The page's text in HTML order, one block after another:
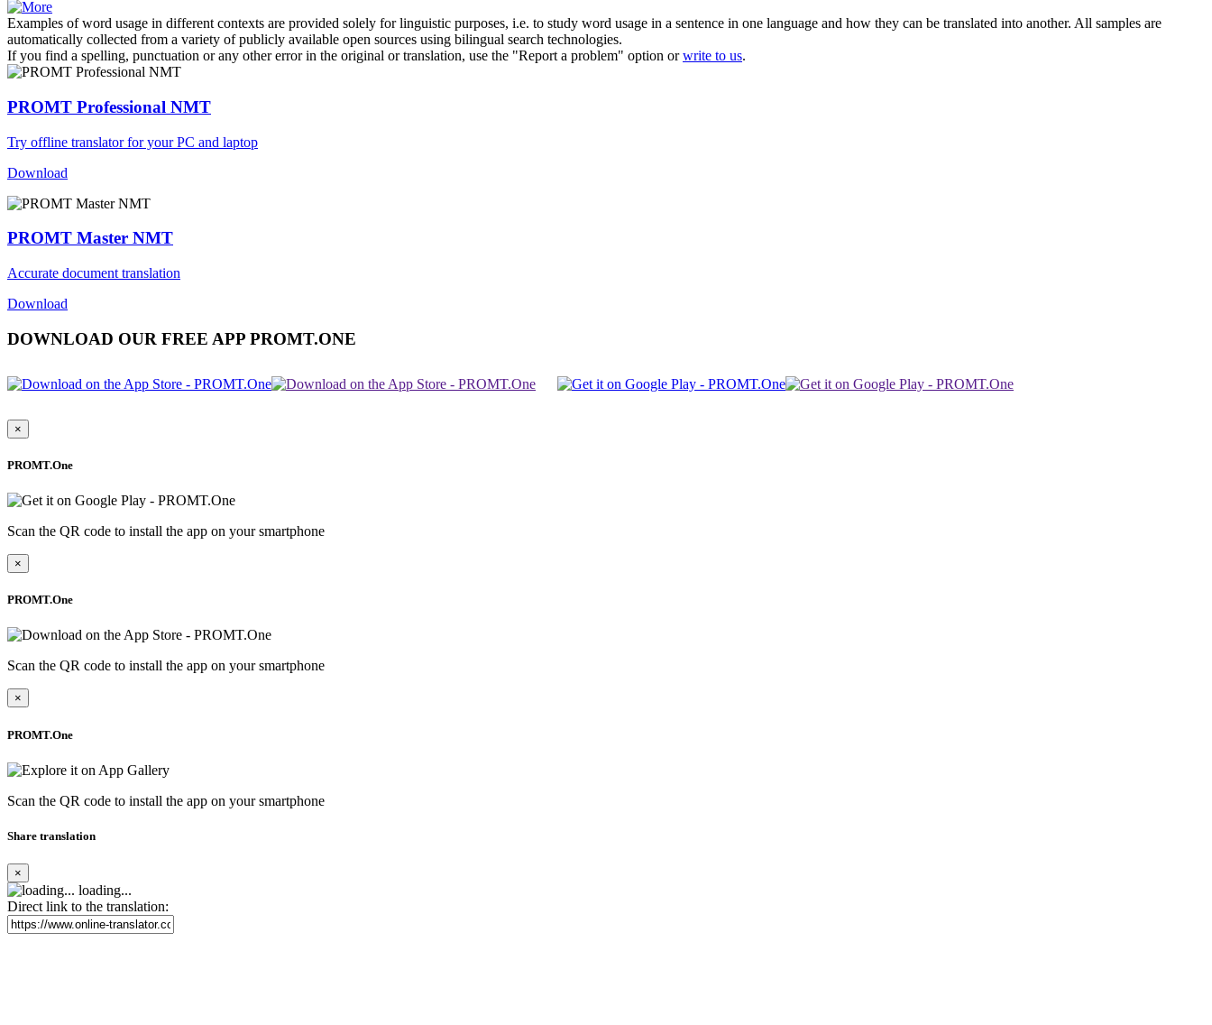
Examples of word usage in different contexts are provided solely for linguistic purposes, i.e. to study word usage in a sentence in one language and how they can be translated into another. All samples are
automatically collected from a variety of publicly available open sources using bilingual search technologies.
If you find a spelling, punctuation or any other error in the original or translation, use the "Report a problem" option orwrite to us.
PROMT Professional NMT
Try offline translator for your PC and laptop
Download
PROMT Master NMT
Accurate document translation
Download
DOWNLOAD OUR FREE APP PROMT.ONE
×
PROMT.One
Scan the QR code to install the app on your smartphone
×
PROMT.One
Scan the QR code to install the app on your smartphone
×
PROMT.One
Scan the QR code to install the app on your smartphone
Share translation
×
loading...
Direct link to the translation: